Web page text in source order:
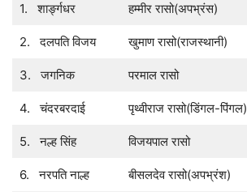
1. शार्ङ्गधर हम्मीर रासो(अपभ्रंस)
2. दलपति विजय खुमाण रासो(राजस्थानी)
3. जगनिक परमाल रासो
4. चंदरबरदाई पृथ्वीराज रासो(डिंगल-पिंगल)
5. नल्ह सिंह विजयपाल रासो
6. नरपति नाल्ह बीसलदेव रासो(अपभ्रंश)